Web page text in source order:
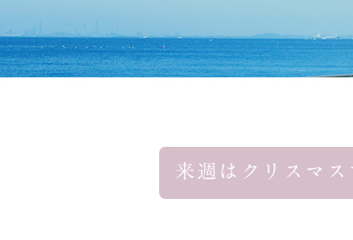
コンセプ
お腹を切らない手術
おりものの異常
来週はクリスマ